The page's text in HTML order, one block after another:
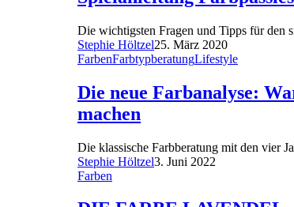
Die wichtigsten Fragen und Tipps für den
Stephie Höltzel25. März 2020
FarbenFarbtypberatungLifestyle
Die neue Farbanalyse:
machen
Die klassische Farbberatung mit den vier
Stephie Höltzel3. Juni 2022
Farben